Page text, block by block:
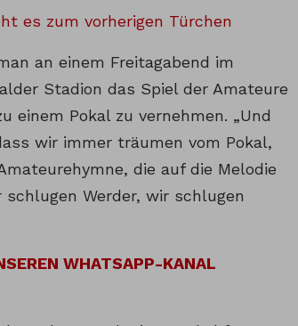
es zum vorherigen Türchen
an einem Freitagabend im
Stadion das Spiel der Amateure
einem Pokal zu vernehmen. „Und
wir immer träumen vom Pokal,
die auf die Melodie
schlugen Werder, wir schlugen
WHATSAPP-KANAL